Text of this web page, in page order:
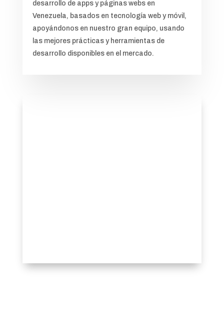
desarrollo de apps y páginas webs en
Venezuela, basados en tecnología web y móvil,
apoyándonos en nuestro gran equipo, usando
las mejores prácticas y herramientas de
desarrollo disponibles en el mercado.